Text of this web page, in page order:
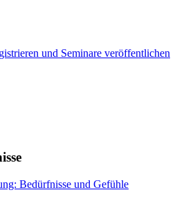
und Seminare veröffentlichen
Bedürfnisse und Gefühle